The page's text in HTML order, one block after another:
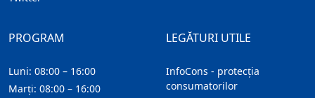
LEGĂTURI UTILE
InfoCons - protecția
consumatorilor
PROGRAM
Luni: 08:00 – 16:00
Marți: 08:00 – 16:00